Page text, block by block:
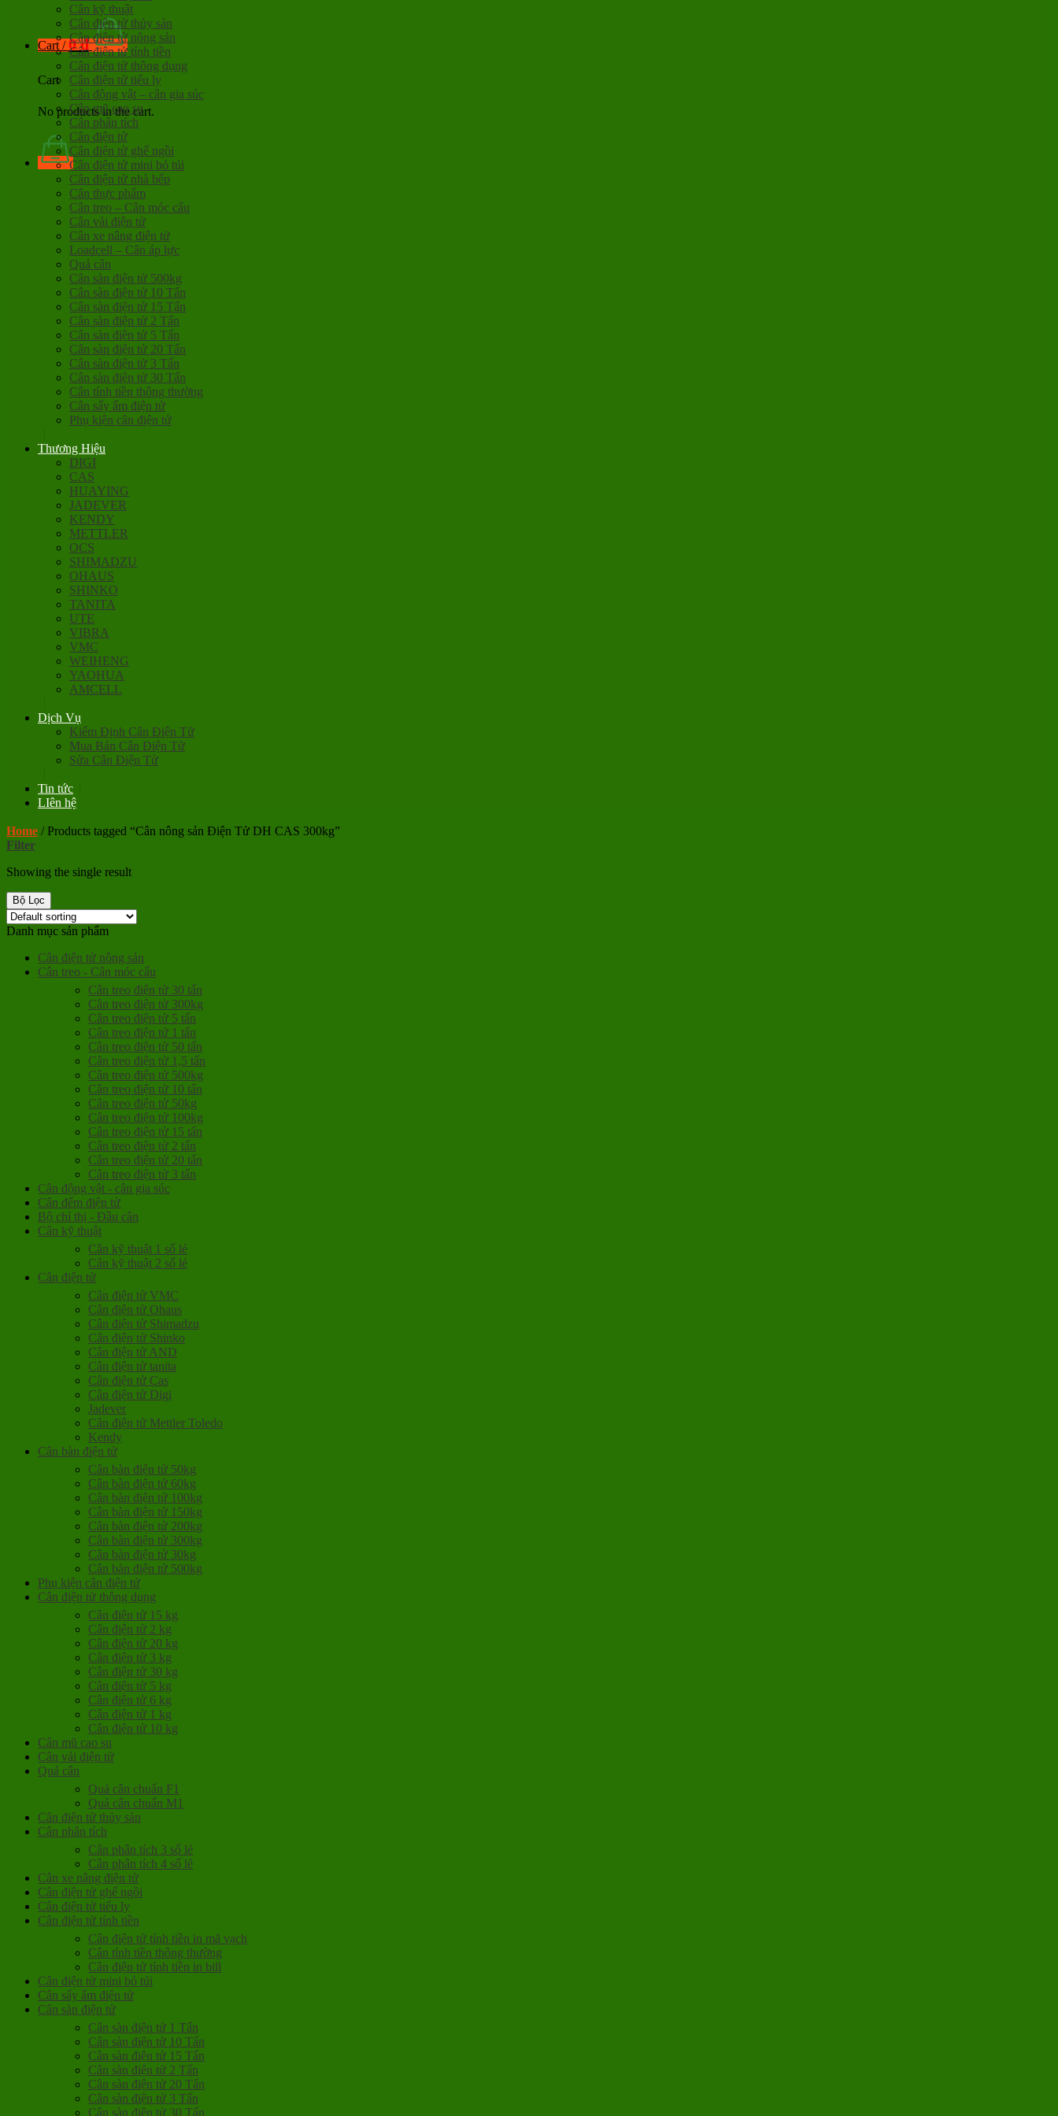
Cart /0đ
Cart
No products in the cart.
Cân kỹ thuật
Cân điện tử thủy sản
Cân điện tử nông sản
Cân điện tử tính tiền
Cân điện tử thông dụng
Cân điện tử tiểu ly
Cân động vật – cân gia súc
Cân mũ cao su
Cân phân tích
Cân điện tử
Cân điện tử ghế ngồi
Cân điện tử mini bỏ túi
Cân điện tử nhà bếp
Cân thực phẩm
Cân treo – Cân móc cẩu
Cân vải điện tử
Cân xe nâng điện tử
Loadcell – Cân áp lực
Quả cân
Cân sàn điện tử 500kg
Cân sàn điện tử 10 Tấn
Cân sàn điện tử 15 Tấn
Cân sàn điện tử 2 Tấn
Cân sàn điện tử 5 Tấn
Cân sàn điện tử 20 Tấn
Cân sàn điện tử 3 Tấn
Cân sàn điện tử 30 Tấn
Cân tính tiền thông thường
Cân sấy ẩm điện tử
Phụ kiện cân điện tử
Thương Hiệu
DIGI
CAS
HUAYING
JADEVER
KENDY
METTLER
OCS
SHIMADZU
OHAUS
SHINKO
TANITA
UTE
VIBRA
VMC
WEIHENG
YAOHUA
AMCELL
Dịch Vụ
Kiểm Định Cân Điện Tử
Mua Bán Cân Điện Tử
Sửa Cân Điện Tử
Tin tức
LIên hệ
Home /Products tagged “Cân nông sản Điện Tử DH CAS 300kg”
Filter
Showing the single result
Bộ Lọc
Danh mục sản phẩm
Cân điện tử nông sản
Cân treo - Cân móc cẩu
Cân treo điện tử 30 tấn
Cân treo điện tử 300kg
Cân treo điện tử 5 tấn
Cân treo điện tử 1 tấn
Cân treo điện tử 50 tấn
Cân treo điện tử 1,5 tấn
Cân treo điện tử 500kg
Cân treo điện tử 10 tấn
Cân treo điện tử 50kg
Cân treo điện tử 100kg
Cân treo điện tử 15 tấn
Cân treo điện tử 2 tấn
Cân treo điện tử 20 tấn
Cân treo điện tử 3 tấn
Cân động vật - cân gia súc
Cân đếm điện tử
Bộ chỉ thị - Đầu cân
Cân kỹ thuật
Cân kỹ thuật 1 số lẻ
Cân kỹ thuật 2 số lẻ
Cân điện tử
Cân điện tử VMC
Cân điện tử Ohaus
Cân điện tử Shimadzu
Cân điện tử Shinko
Cân điện tử AND
Cân điện tử tanita
Cân điện tử Cas
Cân điện tử Digi
Jadever
Cân điện tử Mettler Toledo
Kendy
Cân bàn điện tử
Cân bàn điện tử 50kg
Cân bàn điện tử 60kg
Cân bàn điện tử 100kg
Cân bàn điện tử 150kg
Cân bàn điện tử 200kg
Cân bàn điện tử 300kg
Cân bàn điện tử 30kg
Cân bàn điện tử 500kg
Phụ kiện cân điện tử
Cân điện tử thông dụng
Cân điện tử 15 kg
Cân điện tử 2 kg
Cân điện tử 20 kg
Cân điện tử 3 kg
Cân điện tử 30 kg
Cân điện tử 5 kg
Cân điện tử 6 kg
Cân điện tử 1 kg
Cân điện tử 10 kg
Cân mũ cao su
Cân vải điện tử
Quả cân
Quả cân chuẩn F1
Quả cân chuẩn M1
Cân điện tử thủy sản
Cân phân tích
Cân phân tích 3 số lẻ
Cân phân tích 4 số lẻ
Cân xe nâng điện tử
Cân điện tử ghế ngồi
Cân điện tử tiểu ly
Cân điện tử tính tiền
Cân điện tử tính tiền in mã vạch
Cân tính tiền thông thường
Cân điện tử tính tiền in bill
Cân điện tử mini bỏ túi
Cân sấy ẩm điện tử
Cân sàn điện tử
Cân sàn điện tử 1 Tấn
Cân sàn điện tử 10 Tấn
Cân sàn điện tử 15 Tấn
Cân sàn điện tử 2 Tấn
Cân sàn điện tử 20 Tấn
Cân sàn điện tử 3 Tấn
Cân sàn điện tử 30 Tấn